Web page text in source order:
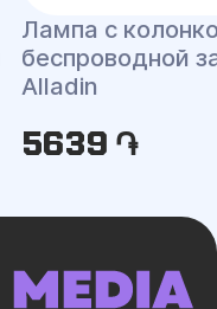
Лампа с
беспроводной
Alladin
5639 ֏